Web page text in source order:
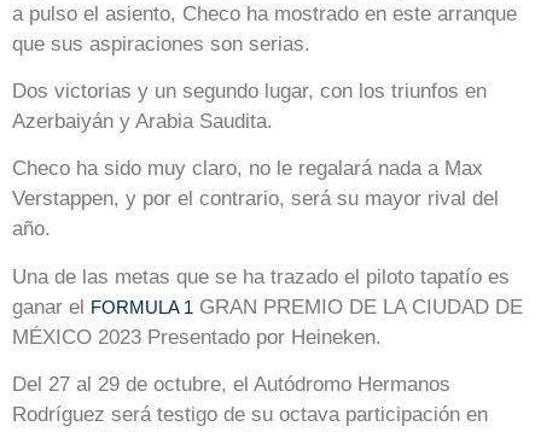
a pulso el asiento, Checo ha mostrado en este arranque
que sus aspiraciones son serias.
Dos victorias y un segundo lugar, con los triunfos en
Azerbaiyán y Arabia Saudita.
Checo ha sido muy claro, no le regalará nada a Max
Verstappen, y por el contrario, será su mayor rival del
año.
Una de las metas que se ha trazado el piloto tapatío es
ganar el FORMULA 1 GRAN PREMIO DE LA CIUDAD DE
MÉXICO 2023 Presentado por Heineken.
Del 27 al 29 de octubre, el Autódromo Hermanos
Rodríguez será testigo de su octava participación en